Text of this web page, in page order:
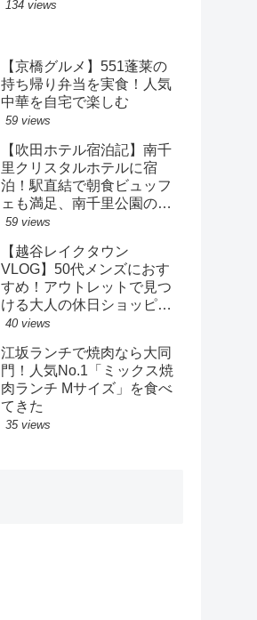
134 views
【京橋グルメ】551蓬莱の
持ち帰り弁当を実食！人気
中華を自宅で楽しむ
59 views
【吹田ホテル宿泊記】南千
里クリスタルホテルに宿
泊！駅直結で朝食ビュッフ
ェも満足、南千里公園の散
策も楽しめるホテル
59 views
【越谷レイクタウン
VLOG】50代メンズにおす
すめ！アウトレットで見つ
ける大人の休日ショッピン
グ
40 views
江坂ランチで焼肉なら大同
門！人気No.1「ミックス焼
肉ランチ Mサイズ」を食べ
てきた
35 views